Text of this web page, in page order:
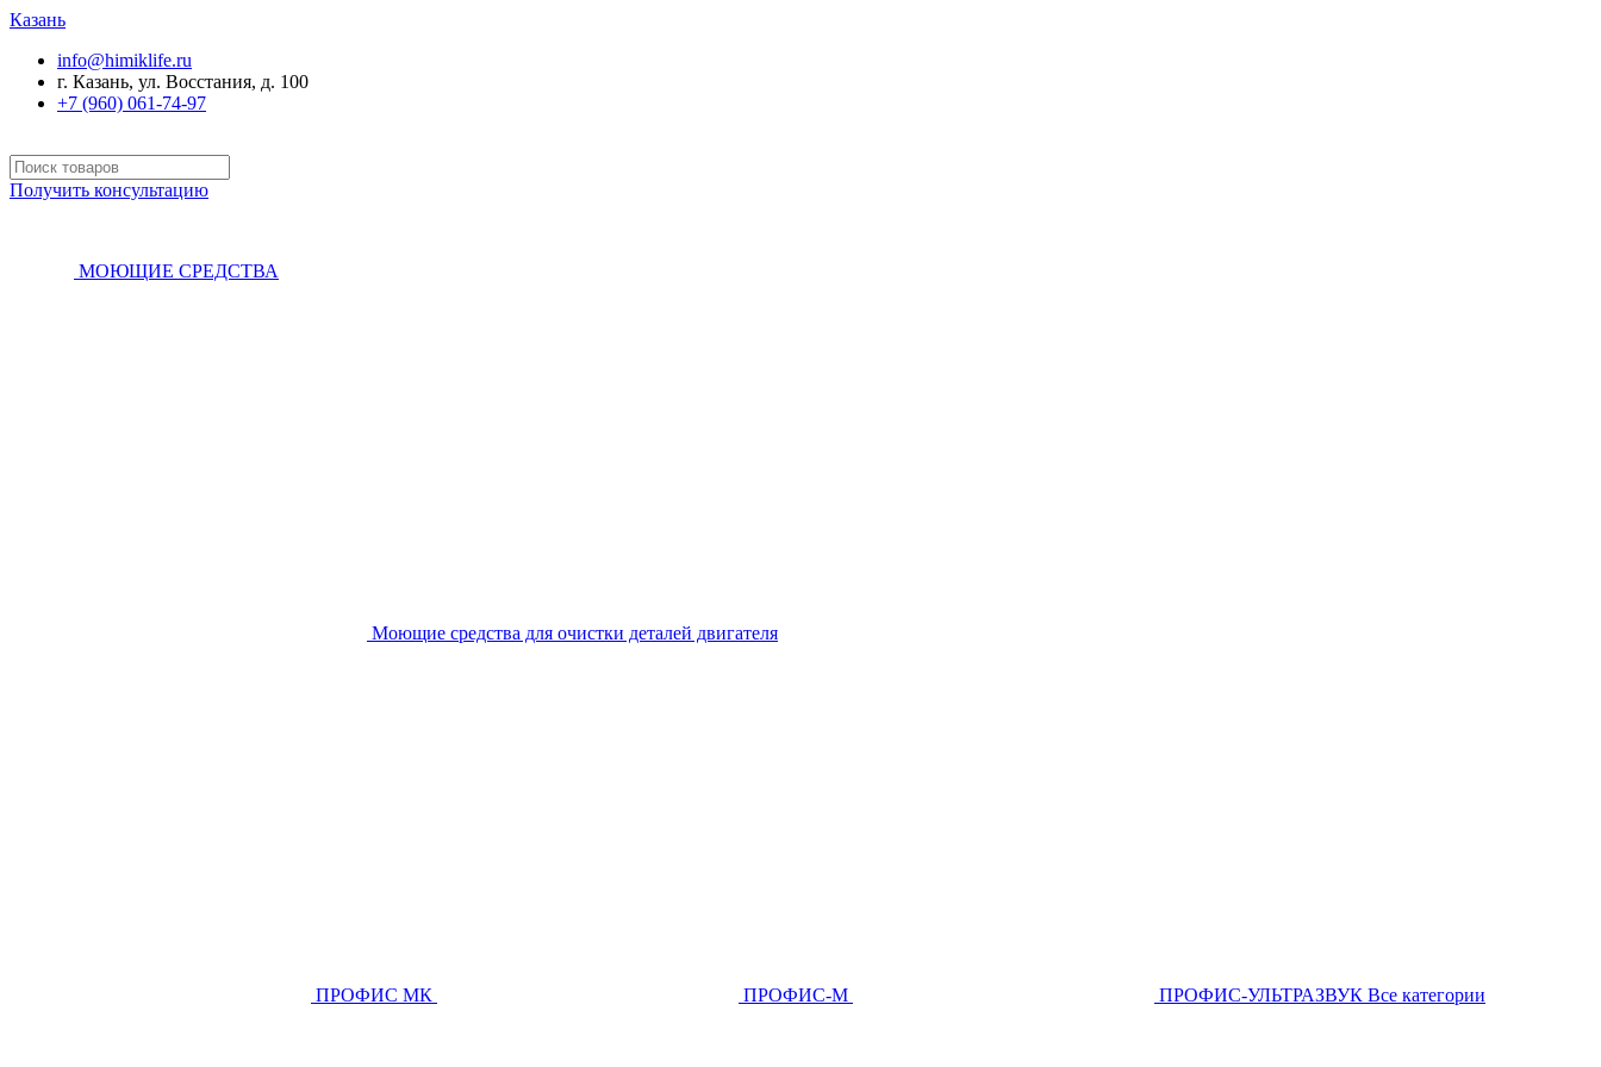
Казань
info@himiklife.ru
г. Казань, ул. Восстания, д. 100
+7 (960) 061-74-97
Получить консультацию
МОЮЩИЕ СРЕДСТВА
Моющие средства для очистки деталей двигателя
ПРОФИС МК ПРОФИС-М ПРОФИС-УЛЬТРАЗВУК Все категории